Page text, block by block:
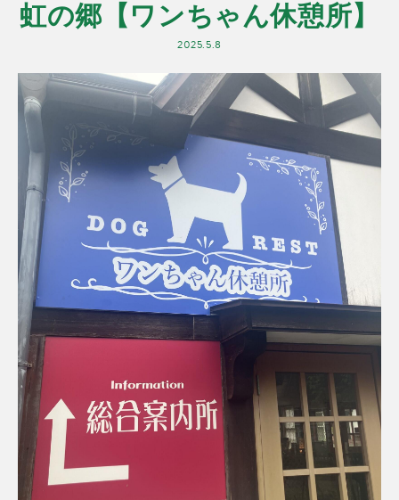
虹の郷【ワンちゃん休憩所】
2025.5.8